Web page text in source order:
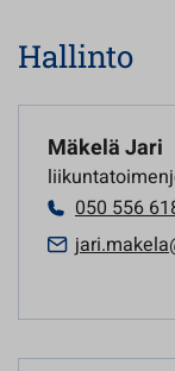
Hallinto
Mäkelä Jari
050 556